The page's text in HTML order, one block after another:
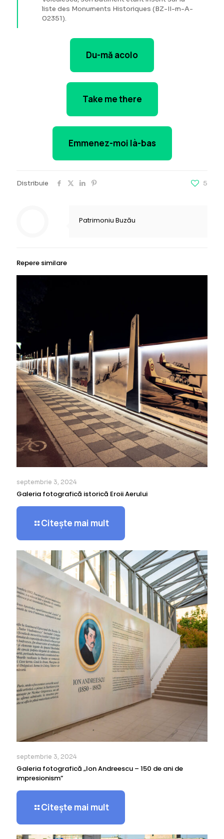
liste des Monuments Historiques (BZ-II-m-A-
02351).
Du-mă acolo
Take me there
Emmenez-moi là-bas
Distribuie 5
Patrimoniu Buzău
Repere similare
septembrie 3, 2024
Galeria fotografică istorică Eroii Aerului
Citește mai mult
septembrie 3, 2024
Galeria fotografică „Ion Andreescu – 150 de ani de
impresionism”
Citește mai mult